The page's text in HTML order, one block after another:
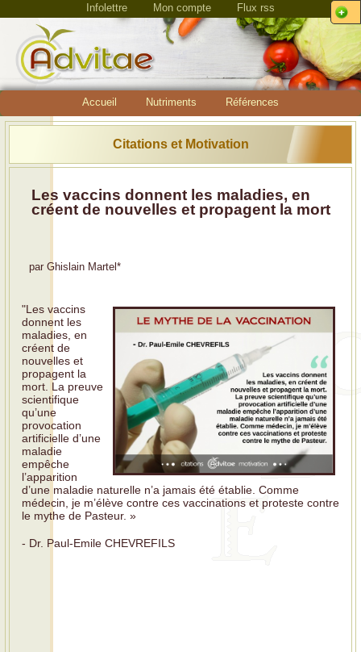
Infolettre Mon compte Flux rss
Accueil Nutriments Références
Citations et Motivation
Les vaccins donnent les maladies, en
créent de nouvelles et propagent la mort
par Ghislain Martel *
"Les vaccins
donnent les
maladies, en
créent de
nouvelles et
propagent la
mort. La preuve
scientifique
qu’une
provocation
artificielle d’une
maladie
empêche
l’apparition
d’une maladie naturelle n’a jamais été établie. Comme
médecin, je m’élève contre ces vaccinations et proteste contre
le mythe de Pasteur. »
- Dr. Paul-Emile CHEVREFILS